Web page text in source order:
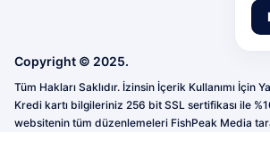
Copyright © 2025.
Tüm Hakları Saklıdır. İzinsin İçerik Kullanımı İçin
Kredi kartı bilgileriniz 256 bit SSL sertifikası ile
websitenin tüm düzenlemeleri FishPeak Media